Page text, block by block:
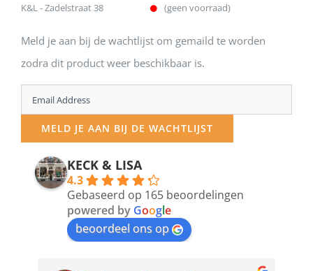
K&L - Zadelstraat 38 (geen voorraad)
Meld je aan bij de wachtlijst om gemaild te worden
zodra dit product weer beschikbaar is.
Enter
your
email
address
MELD JE AAN BIJ DE WACHTLIJST
KECK & LISA
4.3
Gebaseerd op 165 beoordelingen
powered by Google
beoordeel ons op